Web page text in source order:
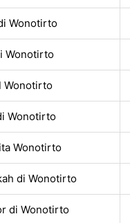
Wonotirto
Wonotirto
Wonotirto
Wonotirto
Wonotirto
di Wonotirto
di Wonotirto